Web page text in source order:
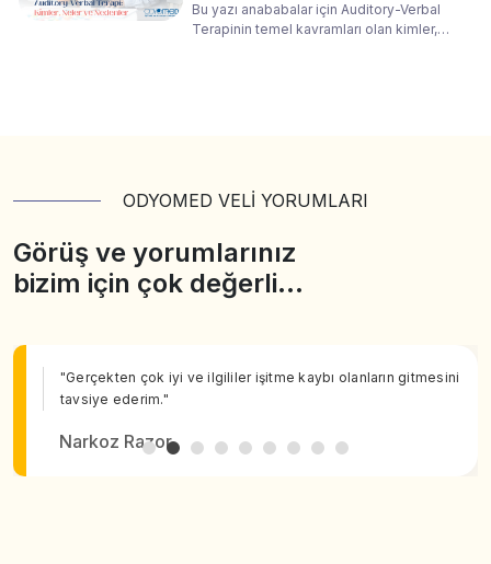
Bu yazı anababalar için Auditory-Verbal
Terapinin temel kavramları olan kimler,
ODYOMED VELİ YORUMLARI
Görüş ve yorumlarınız
bizim için çok değerli…
"Gerçekten çok iyi ve ilgililer işitme kaybı olanların gitmesini
tavsiye ederim."
Narkoz Razor